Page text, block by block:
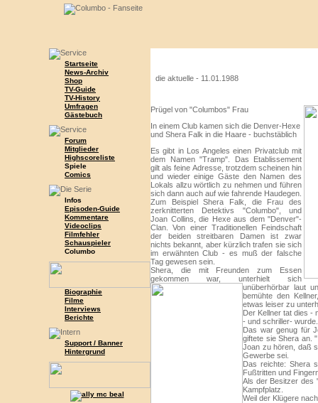
Startseite
News-Archiv
Shop
TV-Guide
TV-History
Umfragen
Gästebuch
Forum
Mitglieder
Highscoreliste
Spiele
Comics
Infos
Episoden-Guide
Kommentare
Videoclips
Filmfehler
Schauspieler
Columbo
Biographie
Filme
Interviews
Berichte
Support / Banner
Hintergrund
die aktuelle - 11.01.1988
Prügel von "Columbos" Frau
In einem Club kamen sich die Denver-Hexe
und Shera Falk in die Haare - buchstäblich
Es gibt in Los Angeles einen Privatclub mit
dem Namen "Tramp". Das Etablissement
gilt als feine Adresse, trotzdem scheinen hin
und wieder einige Gäste den Namen des
Lokals allzu wörtlich zu nehmen und führen
sich dann auch auf wie fahrende Haudegen.
Zum Beispiel Shera Falk, die Frau des
zerknitterten Detektivs "Columbo", und
Joan Collins, die Hexe aus dem "Denver"-
Clan. Von einer Traditionellen Feindschaft
der beiden streitbaren Damen ist zwar
nichts bekannt, aber kürzlich trafen sie sich
im erwähnten Club - es muß der falsche
Tag gewesen sein.
Shera, die mit Freunden zum Essen
gekommen war, unterhielt sich
unüberhörbar laut
bemühte den
etwas leiser zu
Der Kellner tat dies -
- und schriller- wurde.
Das war genug für
giftete sie Shera an.
Joan zu hören, daß
Gewerbe sei.
Das reichte: Shera
Fußtritten und
Als der Besitzer des
Kampfplatz.
Weil der Klügere